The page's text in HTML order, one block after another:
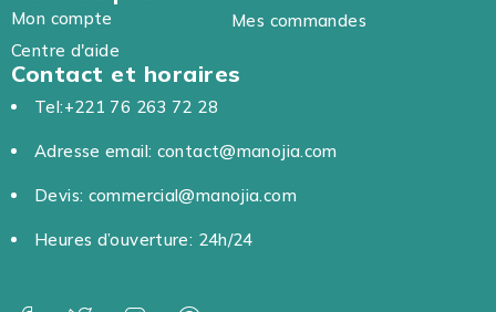
Mon compte
Mes commandes
Centre d'aide
Contact et horaires
Tel:+221 76 263 72 28
Adresse email: contact@manojia.com
Devis: commercial@manojia.com
Heures d’ouverture: 24h/24